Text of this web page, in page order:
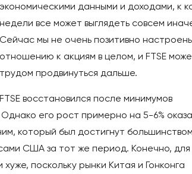
экономическими данными и доходами, к
недели все может выглядеть совсем
Сейчас мы не очень позитивно
отношению к акциям в целом, и FTSE
трудом продвинуться дальше.
FTSE восстановился после минимумов
его рост примерно на 5-6%
который был достигнут большинством
США за тот же период. Конечно, для
поскольку рынки Китая и Гонконга